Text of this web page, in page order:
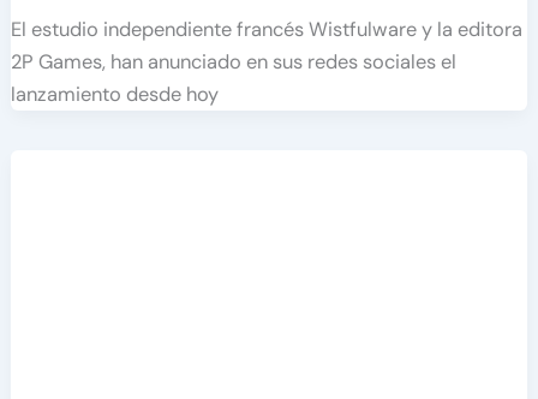
El estudio independiente francés Wistfulware y la editora
2P Games, han anunciado en sus redes sociales el
lanzamiento desde hoy